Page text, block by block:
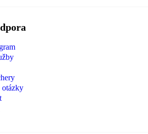
otázky